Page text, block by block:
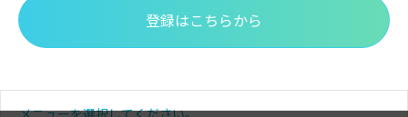
メニューを選択してください。
登録はこちらから